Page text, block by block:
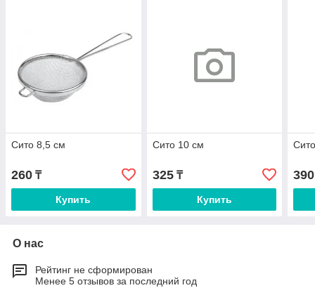
Сито 8,5 см
260 ₸
Купить
Сито 10 см
325₸
Купить
390
О нас
Рейтинг не сформирован
Менее 5 отзывов за последний год